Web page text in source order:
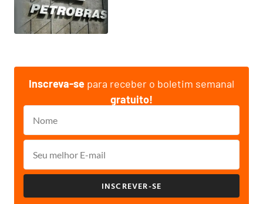
Inscreva-se para receber o boletim semanal
gratuito!
INSCREVER-SE